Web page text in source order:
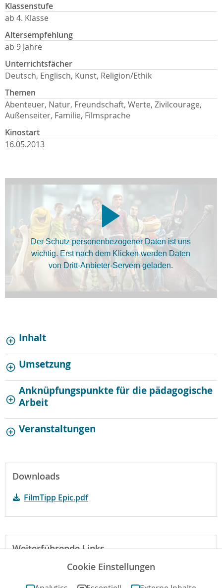
Klassenstufe
ab 4. Klasse
Altersempfehlung
ab 9 Jahre
Unterrichtsfächer
Deutsch, Englisch, Kunst, Religion/Ethik
Themen
Abenteuer, Natur, Freundschaft, Werte, Zivilcourage,
Außenseiter, Familie, Filmsprache
Kinostart
16.05.2013
Der Schutz personenbezogener Daten ist uns
wichtig. Erst nach dem Klicken werden Daten
von Dritt-Anbieter-Servern geladen.
Inhalt
Umsetzung
Anknüpfungspunkte für die pädagogische
Arbeit
Veranstaltungen
Downloads
FilmTipp Epic.pdf
Weiterführende Links
Website zum FilmCookie Einstellungen